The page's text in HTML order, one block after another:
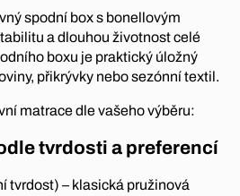
spodní box s bonellovým
a dlouhou životnost celé
boxu je praktický úložný
přikrývky nebo sezónní textil.
matrace dle vašeho výběru:
tvrdosti a preferencí
tvrdost) – klasická pružinová